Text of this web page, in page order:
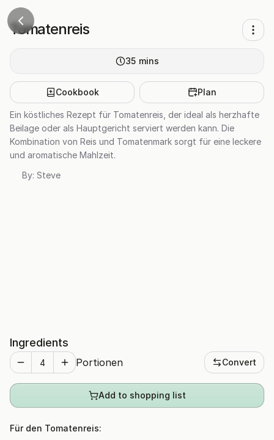
Tomatenreis
35 mins
Cookbook Plan
Ein köstliches Rezept für Tomatenreis, der ideal als herzhafte
Beilage oder als Hauptgericht serviert werden kann. Die
Kombination von Reis und Tomatenmark sorgt für eine leckere
und aromatische Mahlzeit.
By: Steve
Ingredients
Portionen Convert
Add to shopping list
Für den Tomatenreis: